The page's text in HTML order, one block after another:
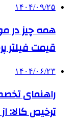
۱۴۰۴/۰۹/۲۵
همه چیز در
قیمت فیلتر
۱۴۰۴/۰۶/۲۳
راهنمای
ترخیص کالا: